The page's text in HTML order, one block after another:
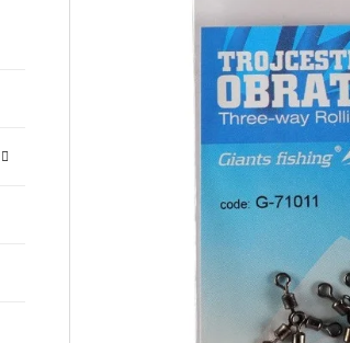
OLOVĚNÁ ZÁTĚŽ DELPHIN
CYBERBARBED S OTVOREM